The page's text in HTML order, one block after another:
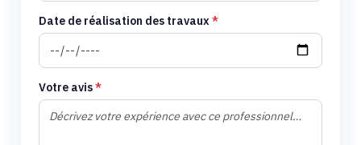
Date de réalisation des travaux *
Votre avis*